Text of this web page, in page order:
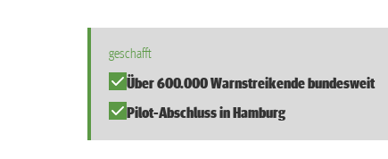
geschafft
Über 600.000 Warnstreikende bundesweit
Pilot-Abschluss in Hamburg